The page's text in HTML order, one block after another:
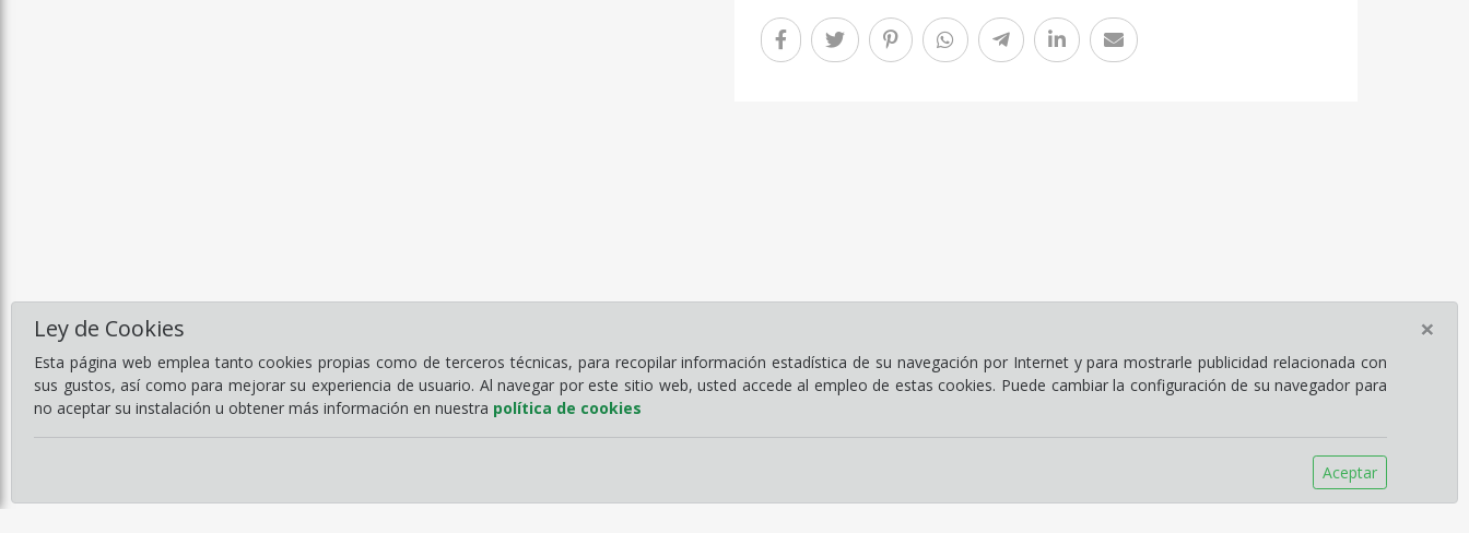
Ley de Cookies
Esta página web emplea tanto cookies propias como de terceros técnicas, para recopilar información estadística de su navegación por Internet y para mostrarle publicidad relacionada con
sus gustos, así como para mejorar su experiencia de usuario. Al navegar por este sitio web, usted accede al empleo de estas cookies. Puede cambiar la configuración de su navegador para
no aceptar su instalación u obtener más información en nuestra política de cookies
Aceptar
×